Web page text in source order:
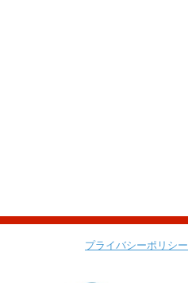
プライバシーポリシー